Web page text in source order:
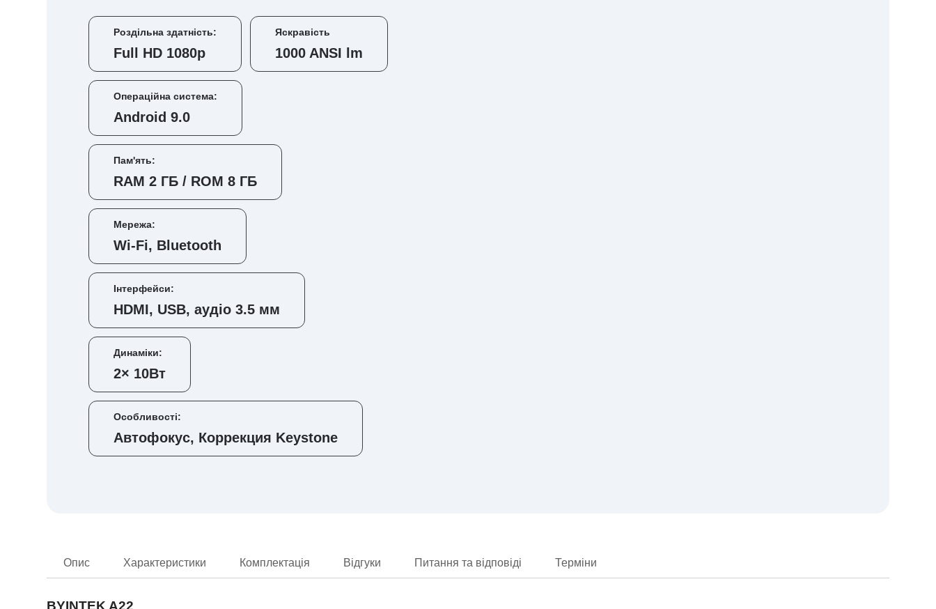
Роздільна здатність:
Full HD 1080p
Яскравість
1000 ANSI lm
Операційна система:
Android 9.0
Пам'ять:
RAM 2 ГБ / ROM 8 ГБ
Мережа:
Wi-Fi, Bluetooth
Інтерфейси:
HDMI, USB, аудіо 3.5 мм
Динаміки:
2× 10Вт
Особливості:
Автофокус, Коррекция Keystone
Опис Характеристики Комплектація Відгуки Питання та відповіді Терміни
BYINTEK A22